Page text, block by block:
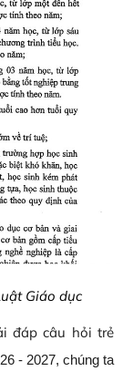
Giáo dục
đáp câu hỏi trẻ
- 2027, chúng ta